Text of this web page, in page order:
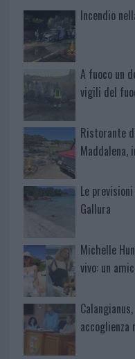
Incendio
A fuoco un
vigili del
Ristorante
Maddalena,
Le
Gallura
Michelle
vivo: un